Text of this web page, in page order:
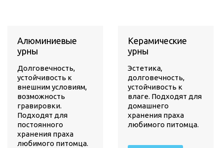
Алюминиевые
урны
Долговечность,
устойчивость к
внешним условиям,
возможность
гравировки.
Подходят для
постоянного
хранения праха
любимого питомца.
Керамические
урны
Эстетика,
долговечность,
устойчивость к
влаге. Подходят для
домашнего
хранения праха
любимого питомца.